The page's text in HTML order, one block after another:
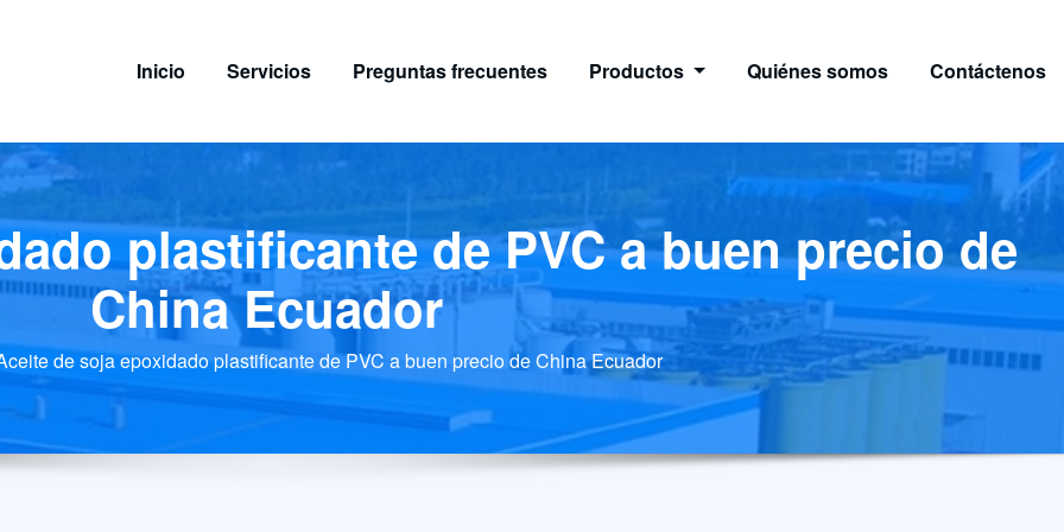
Inicio Servicios Preguntas frecuentes Productos Quiénes somos Contáctenos
plastificante de PVC a buen precio de
China Ecuador
de soja epoxidado plastificante de PVC a buen precio de China Ecuador